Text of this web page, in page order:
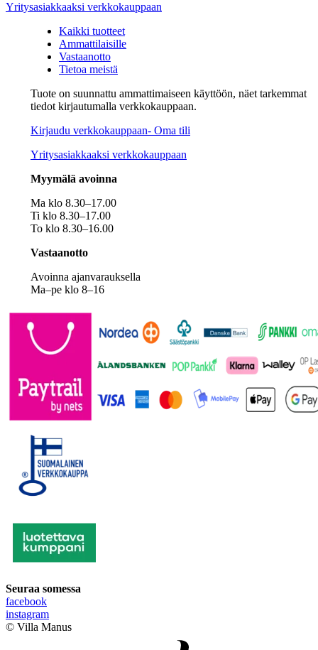
Yritysasiakkaaksi verkkokauppaan
Kaikki tuotteet
Ammattilaisille
Vastaanotto
Tietoa meistä
Tuote on suunnattu ammattimaiseen käyttöön, näet tarkemmat
tiedot kirjautumalla verkkokauppaan.
Kirjaudu verkkokauppaan- Oma tili
Yritysasiakkaaksi verkkokauppaan
Myymälä avoinna
Ma klo 8.30–17.00
Ti klo 8.30–17.00
To klo 8.30–16.00
Vastaanotto
Avoinna ajanvarauksella
Ma–pe klo 8–16
Seuraa somessa
facebook
instagram
© Villa Manus